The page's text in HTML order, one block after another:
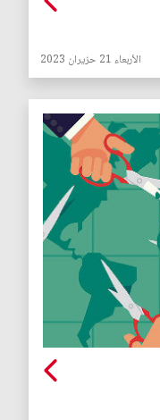
الأربعاء 21 حزيران 2023